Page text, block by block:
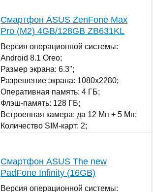
Смартфон ASUS ZenFone Max
Pro (M2) 4GB/128GB ZB631KL
Версия операционной системы:
Android 8.1 Oreo;
Размер экрана: 6.3";
Разрешение экрана: 1080x2280;
Оперативная память: 4 ГБ;
Флэш-память: 128 ГБ;
Встроенная камера: да 12 Мп + 5 Мп;
Количество SIM-карт: 2;
Смартфон ASUS The new
PadFone Infinity (16GB)
Версия операционной системы: